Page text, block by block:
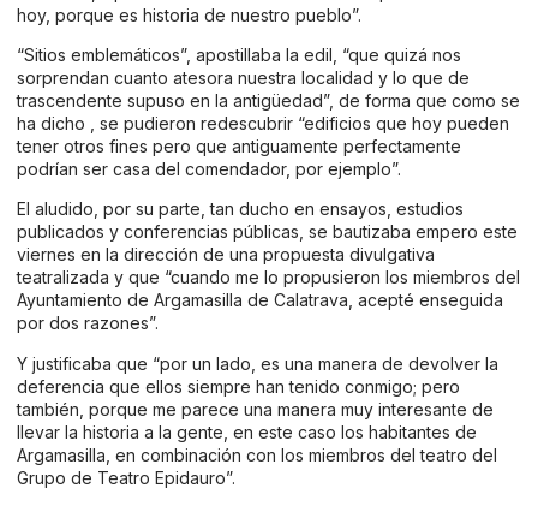
hoy, porque es historia de nuestro pueblo”.
“Sitios emblemáticos”, apostillaba la edil, “que quizá nos
sorprendan cuanto atesora nuestra localidad y lo que de
trascendente supuso en la antigüedad”, de forma que como se
ha dicho , se pudieron redescubrir “edificios que hoy pueden
tener otros fines pero que antiguamente perfectamente
podrían ser casa del comendador, por ejemplo”.
El aludido, por su parte, tan ducho en ensayos, estudios
publicados y conferencias públicas, se bautizaba empero este
viernes en la dirección de una propuesta divulgativa
teatralizada y que “cuando me lo propusieron los miembros del
Ayuntamiento de Argamasilla de Calatrava, acepté enseguida
por dos razones”.
Y justificaba que “por un lado, es una manera de devolver la
deferencia que ellos siempre han tenido conmigo; pero
también, porque me parece una manera muy interesante de
llevar la historia a la gente, en este caso los habitantes de
Argamasilla, en combinación con los miembros del teatro del
Grupo de Teatro Epidauro”.